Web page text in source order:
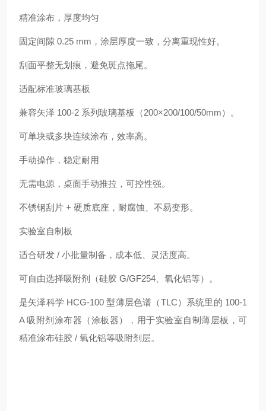
精准涂布，厚度均匀
固定间隙 0.25 mm，涂层厚度一致，分离重现性好。
刮面平整无划痕，避免斑点拖尾。
适配标准玻璃基板
兼容矢泽 100-2 系列玻璃基板（200×200/100/50mm）。
可单块或多块连续涂布，效率高。
手动操作，稳定耐用
无需电源，桌面手动推拉，可控性强。
不锈钢刮片 + 硬质底座，耐腐蚀、不易变形。
实验室自制板
适合研发 / 小批量制备，成本低、灵活度高。
可自由选择吸附剂（硅胶 G/GF254、氧化铝等）。
是矢泽科学 HCG-100 型薄层色谱（TLC）系统里的 100-1
A 吸附剂涂布器（涂板器），用于实验室自制薄层板，可
精准涂布硅胶 / 氧化铝等吸附剂层。